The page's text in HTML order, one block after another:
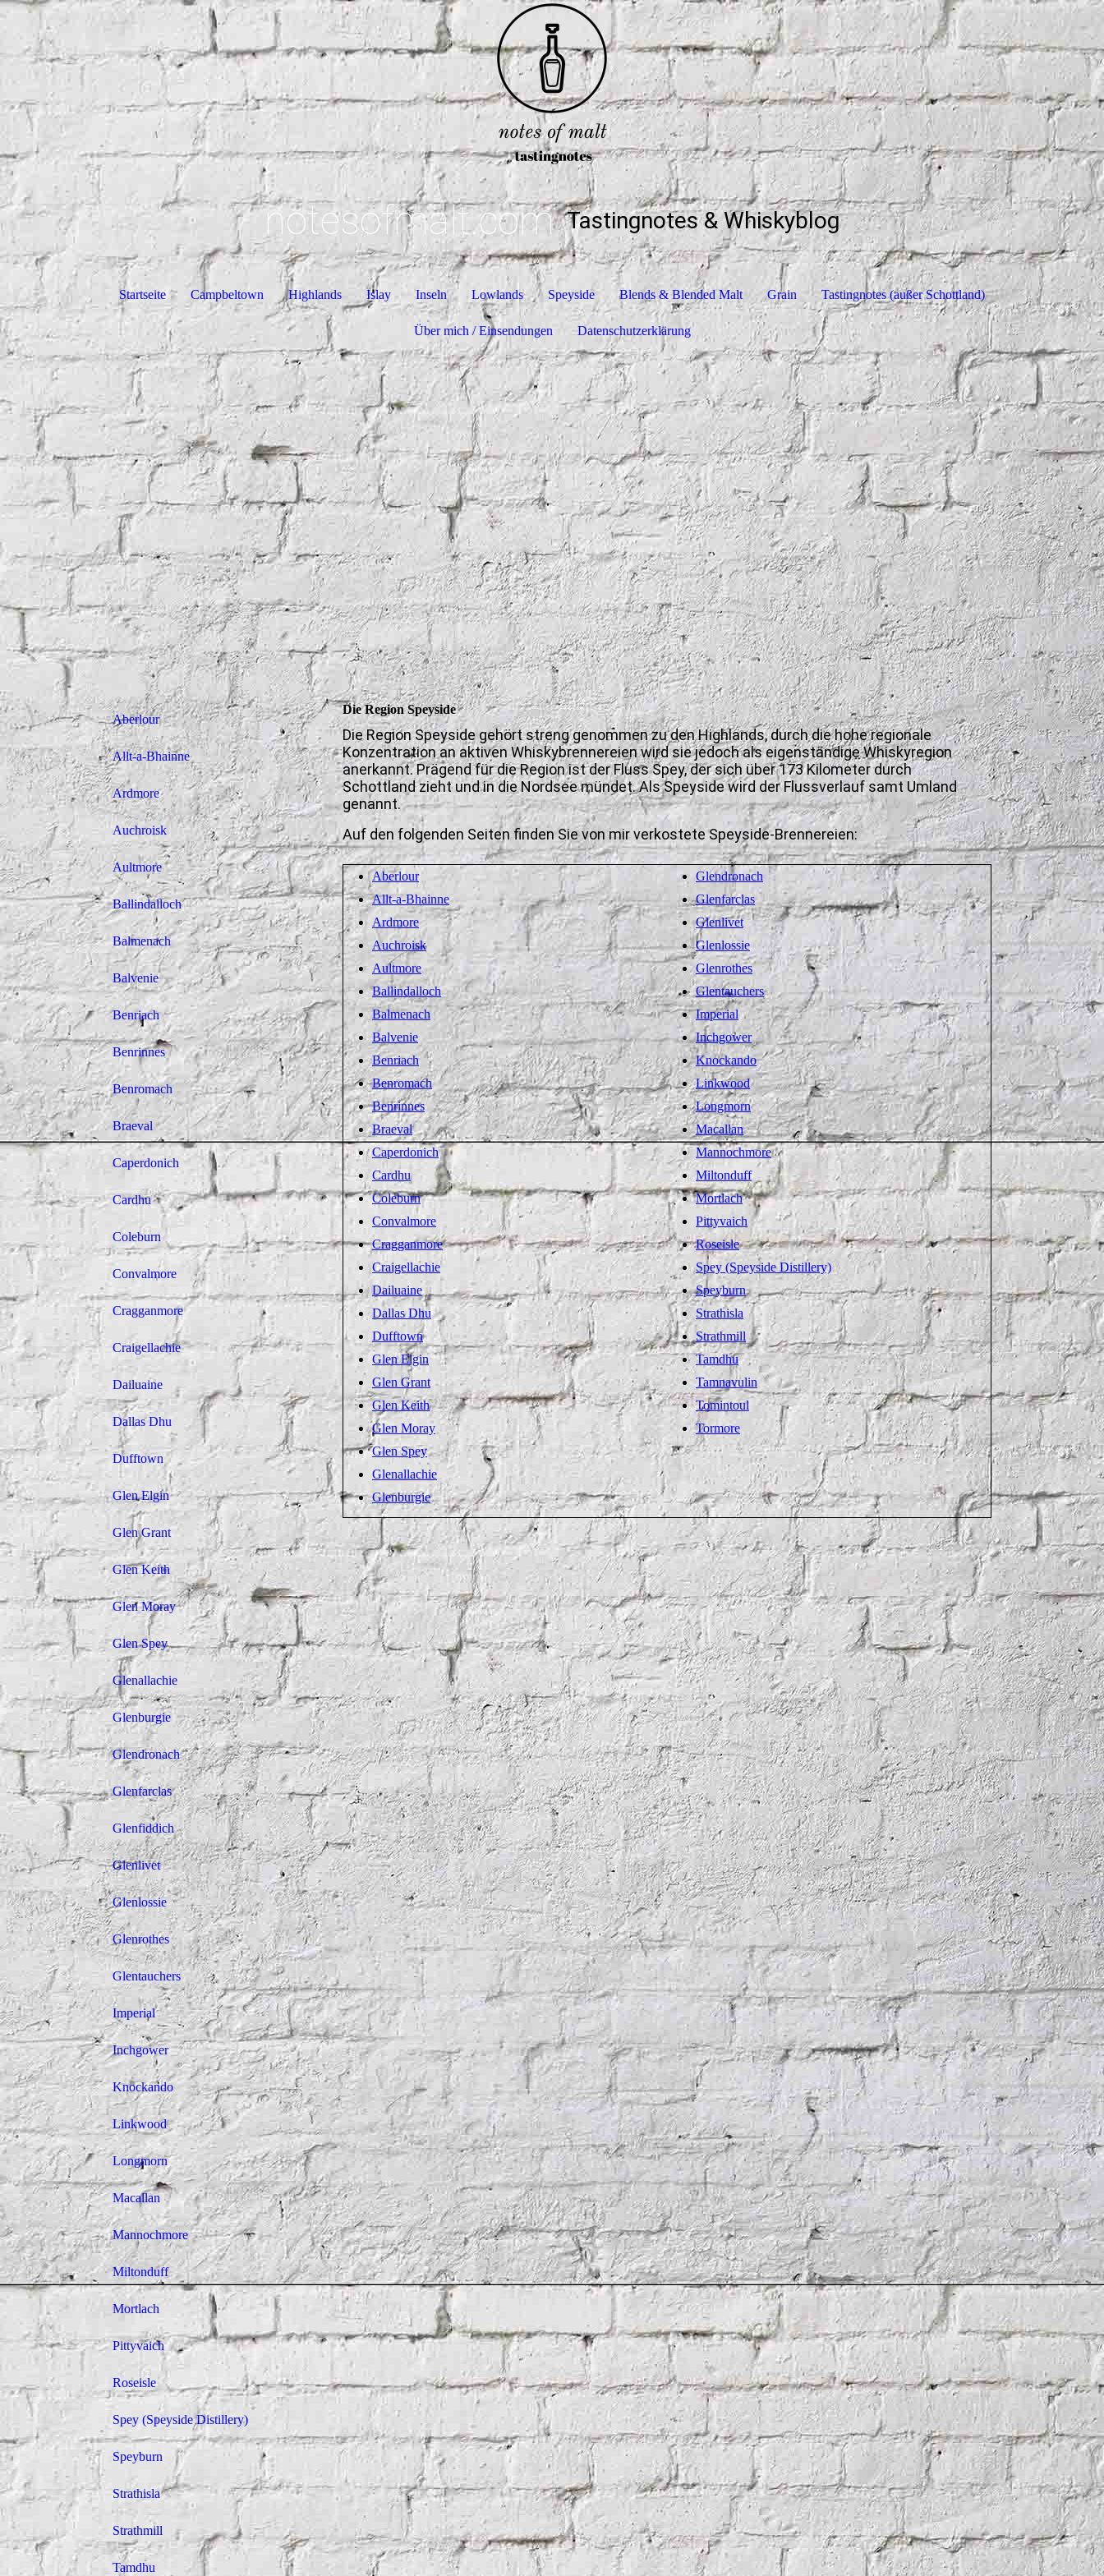
notesofmalt.com Tastingnotes & Whiskyblog
Startseite Campbeltown Highlands Islay Inseln Lowlands Speyside Blends & Blended Malt Grain Tastingnotes (außer Schottland)
Über mich / Einsendungen Datenschutzerklärung
Aberlour
Allt-a-Bhainne
Ardmore
Auchroisk
Aultmore
Ballindalloch
Balmenach
Balvenie
Benriach
Benrinnes
Benromach
Braeval
Caperdonich
Cardhu
Coleburn
Convalmore
Cragganmore
Craigellachie
Dailuaine
Dallas Dhu
Dufftown
Glen Elgin
Glen Grant
Glen Keith
Glen Moray
Glen Spey
Glenallachie
Glenburgie
Glendronach
Glenfarclas
Glenfiddich
Glenlivet
Glenlossie
Glenrothes
Glentauchers
Imperial
Inchgower
Knockando
Linkwood
Longmorn
Macallan
Mannochmore
Miltonduff
Mortlach
Pittyvaich
Roseisle
Spey (Speyside Distillery)
Speyburn
Strathisla
Strathmill
Tamdhu
Die Region Speyside
Die Region Speyside gehört streng genommen zu den Highlands, durch die hohe regionale
Konzentration an aktiven Whiskybrennereien wird sie jedoch als eigenständige Whiskyregion
anerkannt. Prägend für die Region ist der Fluss Spey, der sich über 173 Kilometer durch
Schottland zieht und in die Nordsee mündet. Als Speyside wird der Flussverlauf samt Umland
genannt.
Auf den folgenden Seiten finden Sie von mir verkostete Speyside-Brennereien:
Aberlour
Allt-a-Bhainne
Ardmore
Auchroisk
Aultmore
Ballindalloch
Balmenach
Balvenie
Benriach
Benromach
Benrinnes
Braeval
Caperdonich
Cardhu
Coleburn
Convalmore
Cragganmore
Craigellachie
Dailuaine
Dallas Dhu
Dufftown
Glen Elgin
Glen Grant
Glen Keith
Glen Moray
Glen Spey
Glenallachie
Glenburgie
Glendronach
Glenfarclas
Glenlivet
Glenlossie
Glenrothes
Glentauchers
Imperial
Inchgower
Knockando
Linkwood
Longmorn
Macallan
Mannochmore
Miltonduff
Mortlach
Pittyvaich
Roseisle
Spey (Speyside Distillery)
Speyburn
Strathisla
Strathmill
Tamdhu
Tamnavulin
Tomintoul
Tormore